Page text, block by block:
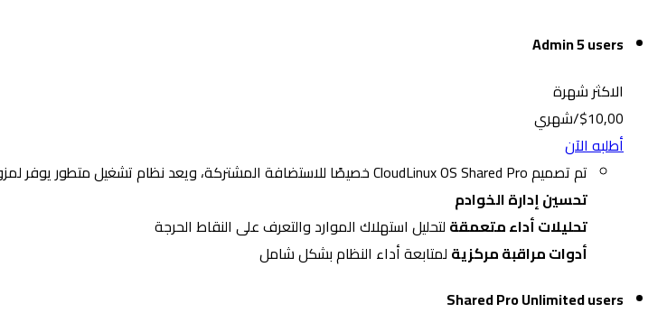
Admin 5 users
الاكثر شهرة
$10,00/شهري
أطلبه الآن
تم تصميم CloudLinux OS Shared Pro خصيصًا للاستضافة المشتركة، ويعد نظام تشغيل متطور يوفر لمزودي خدمات الاستضافة ما يحتاجونه، مثل
تحسين إدارة الخوادم
تحليلات أداء متعمقة لتحليل استهلاك الموارد والتعرف على النقاط الحرجة
أدوات مراقبة مركزية لمتابعة أداء النظام بشكل شامل
Shared Pro Unlimited users